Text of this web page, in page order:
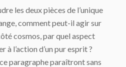
les deux pièces de l’unique
comment peut-il agir sur
cosmos, par quel aspect
l’action d’un pur esprit ?
paragraphe paraîtront sans